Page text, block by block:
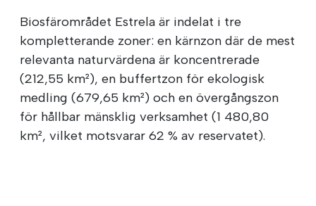
Biosfärområdet Estrela är indelat i tre
kompletterande zoner: en kärnzon där de mest
relevanta naturvärdena är koncentrerade
(212,55 km²), en buffertzon för ekologisk
medling (679,65 km²) och en övergångszon
för hållbar mänsklig verksamhet (1 480,80
km², vilket motsvarar 62 % av reservatet).